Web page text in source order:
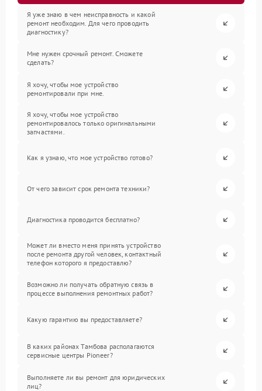
Я уже знаю в чем неисправность и какой
ремонт необходим. Для чего проводить
диагностику?
Мне нужен срочный ремонт. Сможете
сделать?
Я хочу, чтобы мое устройство
ремонтировали при мне.
Я хочу, чтобы мое устройство
ремонтировалось только оригинальными
запчастями.
Как я узнаю, что мое устройство готово?
От чего зависит срок ремонта техники?
Диагностика проводится бесплатно?
Может ли вместо меня принять устройство
после ремонта другой человек, контактный
телефон которого я предоставлю?
Возможно ли получать обратную связь в
процессе выполнения ремонтных работ?
Какую гарантию вы предоставляете?
В каких районах Тамбова располагаются
сервисные центры Pioneer?
Выполняете ли вы ремонт для юридических
лиц?